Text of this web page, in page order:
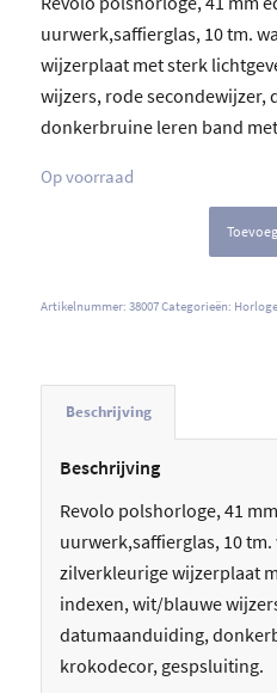
uurwerk,saffierglas, 10 tm.
wijzerplaat met sterk
wijzers, rode secondewijzer,
donkerbruine leren band
Op voorraad
Artikelnummer: 38007Categorieën:
Beschrijving
Beschrijving
Revolo polshorloge, 41
uurwerk,saffierglas, 10
zilverkleurige wijzerplaat
indexen, wit/blauwe
datumaanduiding,
krokodecor, gespsluiting.